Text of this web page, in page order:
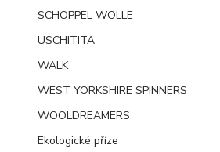
SCHOPPEL WOLLE
USCHITITA
WALK
WEST YORKSHIRE SPINNERS
WOOLDREAMERS
Ekologické příze